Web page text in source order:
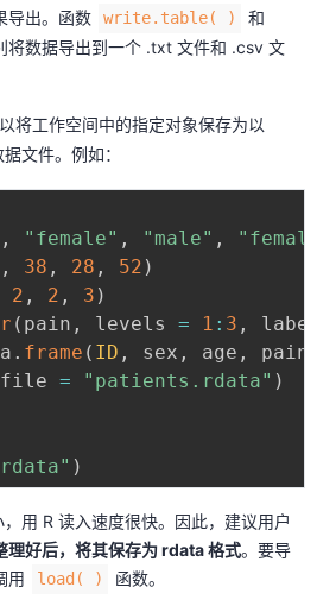
导出。函数
write.table( ) 和
将数据导出到一个 .txt 文件和 .csv 文
将工作空间中的指定对象保存为以
文件。例如：
, "female" , "male" ,
, 38 , 28 , 52 )
2 , 2 , 3 )
( pain , levels = 1 : 3 ,
. frame ( ID , sex , age , pain
file = "patients.rdata" )
)
用 R 读入速度很快。因此，建议用户
理好后，将其保存为 rdata 格式。要导
用
load( ) 函数。